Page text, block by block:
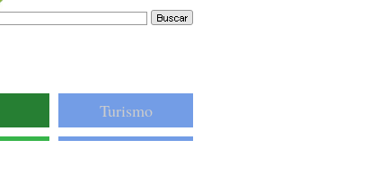
Turismo